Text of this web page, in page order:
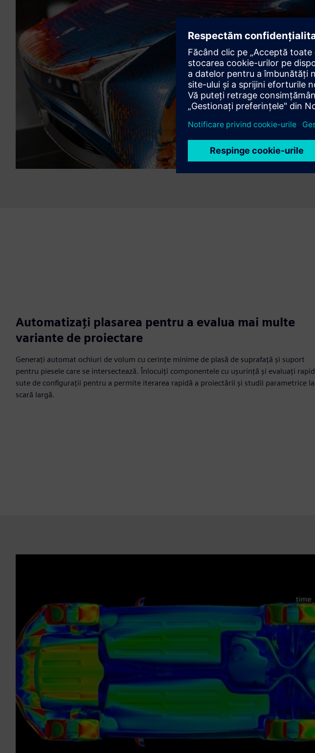
Automatizați plasarea pentru a evalua mai multe
variante de proiectare
Generați automat ochiuri de volum cu cerințe minime de plasă de suprafață și suport
pentru piesele care se intersectează. Înlocuiți componentele cu ușurință și evaluați rapid
sute de configurații pentru a permite iterarea rapidă a proiectării și studii parametrice la
scară largă.